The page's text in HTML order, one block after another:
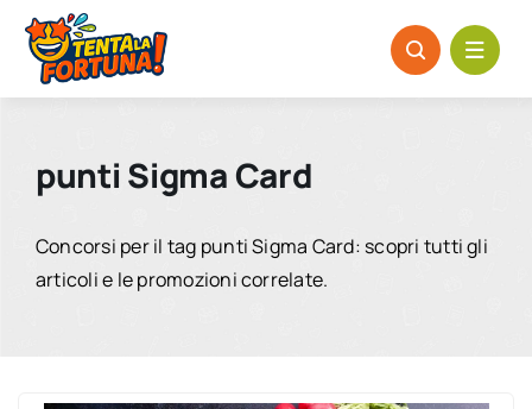
Salta
contenuto
punti Sigma Card
Concorsi per il tag punti Sigma Card: scopri tutti gli
articoli e le promozioni correlate.